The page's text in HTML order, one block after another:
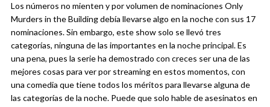
Los números no mienten y por volumen de nominaciones Only
Murders in the Building debía llevarse algo en la noche con sus 17
nominaciones. Sin embargo, este show solo se llevó tres
categorías, ninguna de las importantes en la noche principal. Es
una pena, pues la serie ha demostrado con creces ser una de las
mejores cosas para ver por streaming en estos momentos, con
una comedia que tiene todos los méritos para llevarse alguna de
las categorías de la noche. Puede que solo hable de asesinatos en